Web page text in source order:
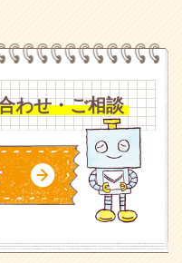
わせ・ご相談